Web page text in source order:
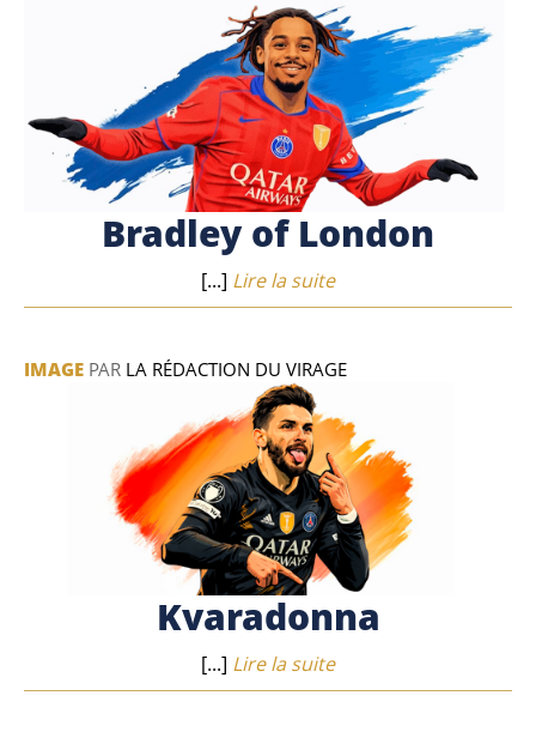
Bradley of London
[...] Lire la suite
IMAGE PAR LA RÉDACTION DU VIRAGE
Kvaradonna
[...] Lire la suite